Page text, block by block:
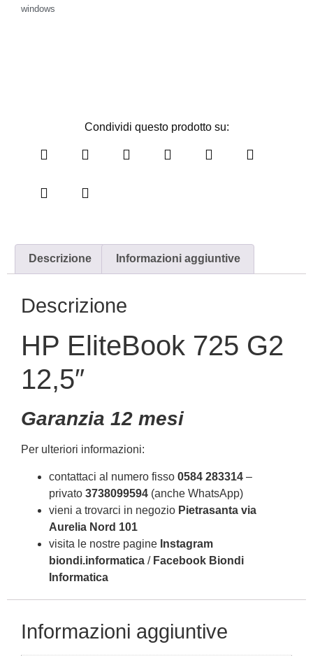
windows
Condividi questo prodotto su:
Descrizione Informazioni aggiuntive
Descrizione
HP EliteBook 725 G2
12,5″
Garanzia 12 mesi
Per ulteriori informazioni:
contattaci al numero fisso 0584 283314 –
privato 3738099594 (anche WhatsApp)
vieni a trovarci in negozio Pietrasanta via
Aurelia Nord 101
visita le nostre pagine Instagram
biondi.informatica / Facebook Biondi
Informatica
Informazioni aggiuntive